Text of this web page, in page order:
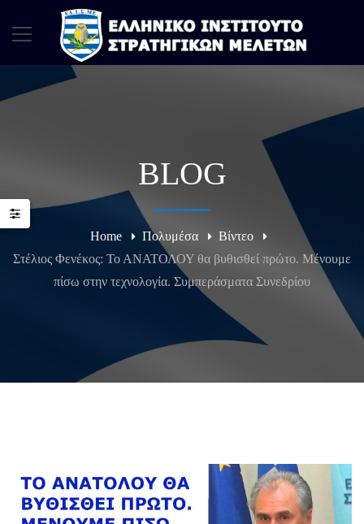
BLOG
Home Πολυμέσα
Βίντεο
Στέλιος Φενέκος: Το ΑΝΑΤΟΛΟΥ θα βυθισθεί πρώτο. Μένουμε
πίσω στην τεχνολογία. Συμπεράσματα Συνεδρίου